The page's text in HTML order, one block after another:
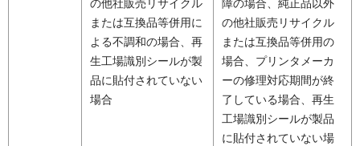
の他社販売リサイクル
または互換品等併用に
よる不調和の場合、再
生工場識別シールが製
品に貼付されていない
場合
障の場合、純正品以外
の他社販売リサイクル
または互換品等併用の
場合、プリンタメーカ
ーの修理対応期間が終
了している場合、再生
工場識別シールが製品
に貼付されていない場